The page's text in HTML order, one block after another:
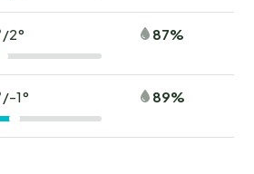
/2° 87%
/-1° 89%